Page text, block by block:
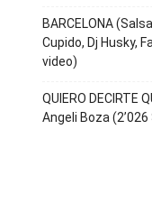
BARCELONA
Cupido, Dj Husky,
video)
QUIERO DECIRTE
Angeli Boza